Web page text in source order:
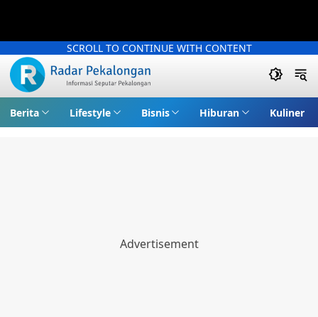
SCROLL TO CONTINUE WITH CONTENT
Berita Lifestyle Bisnis Hiburan Kuliner